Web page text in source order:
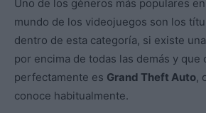
Uno de los géneros más populares
mundo de los videojuegos son los
dentro de esta categoría, si existe
por encima de todas las demás y que
perfectamente es Grand Theft Auto,
conoce habitualmente.